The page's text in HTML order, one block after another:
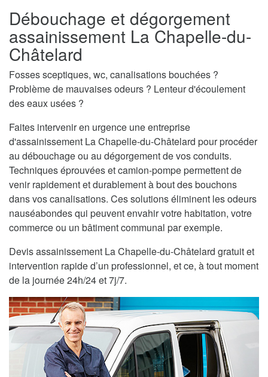
Débouchage et dégorgement
assainissement La Chapelle-du-
Châtelard
Fosses sceptiques, wc, canalisations bouchées ?
Problème de mauvaises odeurs ? Lenteur d'écoulement
des eaux usées ?
Faites intervenir en urgence une entreprise
d'assainissement La Chapelle-du-Châtelard pour procéder
au débouchage ou au dégorgement de vos conduits.
Techniques éprouvées et camion-pompe permettent de
venir rapidement et durablement à bout des bouchons
dans vos canalisations. Ces solutions éliminent les odeurs
nauséabondes qui peuvent envahir votre habitation, votre
commerce ou un bâtiment communal par exemple.
Devis assainissement La Chapelle-du-Châtelard gratuit et
intervention rapide d’un professionnel, et ce, à tout moment
de la journée 24h/24 et 7j/7.